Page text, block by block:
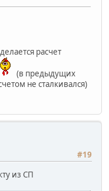
расчет
(в предыдущих
не сталкивался)
#19
из СП